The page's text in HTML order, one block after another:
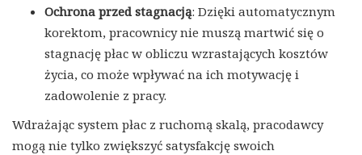
Ochrona przed stagnacją: Dzięki automatycznym
korektom, pracownicy nie muszą martwić się o
stagnację płac w obliczu wzrastających kosztów
życia, co może wpływać na ich motywację i
zadowolenie z pracy.
Wdrażając system płac z ruchomą skalą, pracodawcy
mogą nie tylko zwiększyć satysfakcję swoich